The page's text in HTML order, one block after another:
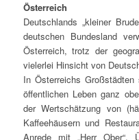
Österreich
Deutschlands „kleiner
deutschen Bundesland
Österreich, trotz der
vielerlei Hinsicht von
In Österreichs
öffentlichen Leben ganz
der Wertschätzung von
Kaffeehäusern und
Anrede mit „Herr Ober“.